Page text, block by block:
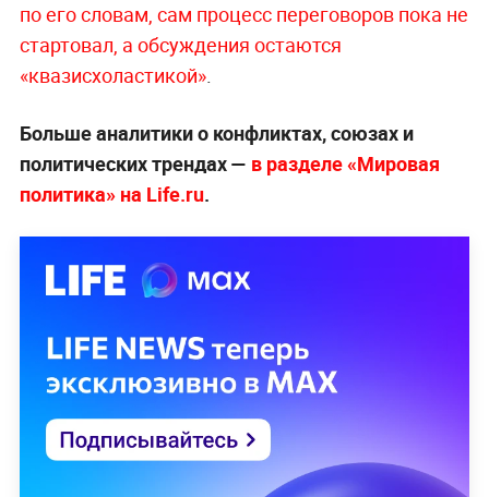
по его словам, сам процесс переговоров пока не
стартовал, а обсуждения остаются
«квазисхоластикой».
Больше аналитики о конфликтах, союзах и
политических трендах — в разделе «Мировая
политика» на Life.ru.